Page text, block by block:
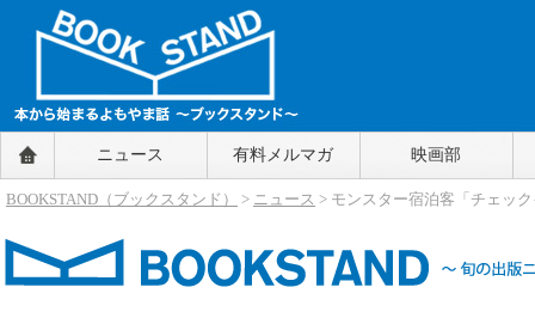
BOOKSTAND（ブックスタンド）
～本から始まるよもやま話～
BOOKSTAND（ブ
ニュース 有料メルマガ 映画部
BOOKSTAND（ブックスタンド） > ニュース > モンスター宿泊客「チェッ